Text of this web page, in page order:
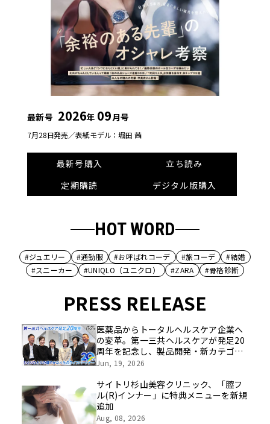
最新号 2026年 09月号
7月28日発売／表紙モデル：堀田 茜
最新号購入
立ち読み
定期購読
デジタル版購入
HOT WORD
#ジュエリー #通勤服 #お呼ばれコーデ #旅コーデ
#結婚
#スニーカー
#UNIQLO（ユニクロ） #ZARA #骨格診断
PRESS RELEASE
医薬品からトータルヘルスケア企業へ
の変革。第一三共ヘルスケアが発足20
周年を記念し、製品開発・新カテゴリ
挑戦の舞台や旧社統合時のエピソード
像を公開！
Jun, 19, 2026
サイトリ杉山美容クリニック、「膣フ
ル(R)インナー」に特典メニューを新規
追加
Aug, 08, 2026